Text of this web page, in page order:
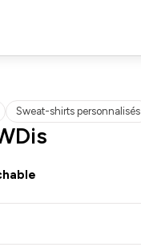
Sweat-shirts personnalisés